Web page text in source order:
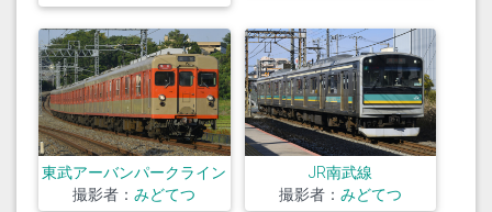
東武アーバンパークライン
撮影者：みどてつ
JR南武線
撮影者： みどてつ